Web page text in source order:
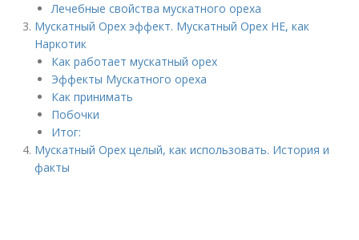
Лечебные свойства мускатного ореха
Мускатный Орех эффект. Мускатный Орех НЕ, как
Наркотик
Как работает мускатный орех
Эффекты Мускатного ореха
Как принимать
Побочки
Итог:
Мускатный Орех целый, как использовать. История и
факты